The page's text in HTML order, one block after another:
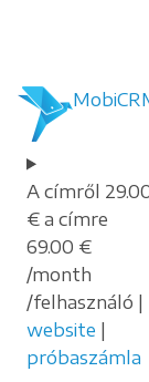
A címről
€ a címre
69.00 €
/month
/felhasználó |
website |
próbaszámla